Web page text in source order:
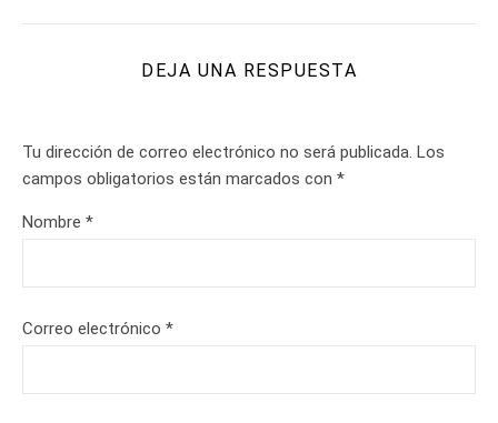
DEJA UNA RESPUESTA
Tu dirección de correo electrónico no será publicada. Los
campos obligatorios están marcados con *
Nombre *
Correo electrónico *